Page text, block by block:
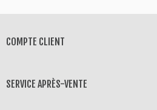
COMPTE CLIENT
SERVICE APRÈS-VENTE